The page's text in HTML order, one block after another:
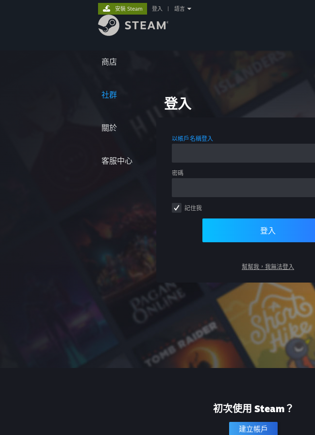
商店
社群
關於
客服中心
安裝 Steam 登入 語言
登入
以帳戶名稱登入
密碼
記住我
登入
幫幫我，我無法登入
初次使用 Steam？
建立帳戶